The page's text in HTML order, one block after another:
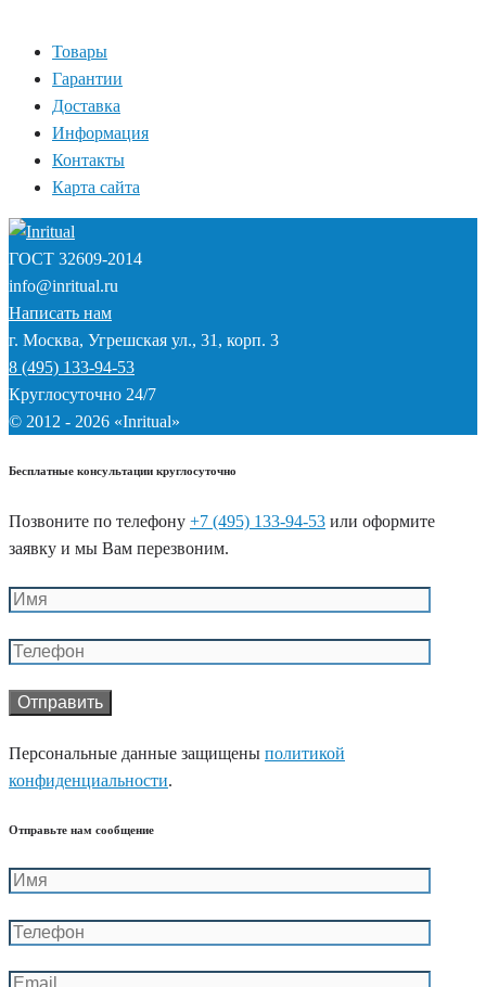
Товары
Гарантии
Доставка
Информация
Контакты
Карта сайта
ГОСТ 32609-2014
info@inritual.ru
Написать нам
г. Москва, Угрешская ул., 31, корп. 3
8 (495) 133-94-53
Круглосуточно 24/7
© 2012 - 2026 «Inritual»
Бесплатные консультации круглосуточно
Позвоните по телефону +7 (495) 133-94-53 или оформите
заявку и мы Вам перезвоним.
Персональные данные защищены политикой
конфиденциальности.
Отправьте нам сообщение